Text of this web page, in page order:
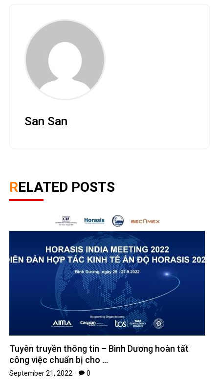
San San
RELATED POSTS
Tuyên truyền thông tin – Bình Dương hoàn tất
công việc chuẩn bị cho …
September 21, 2022 0